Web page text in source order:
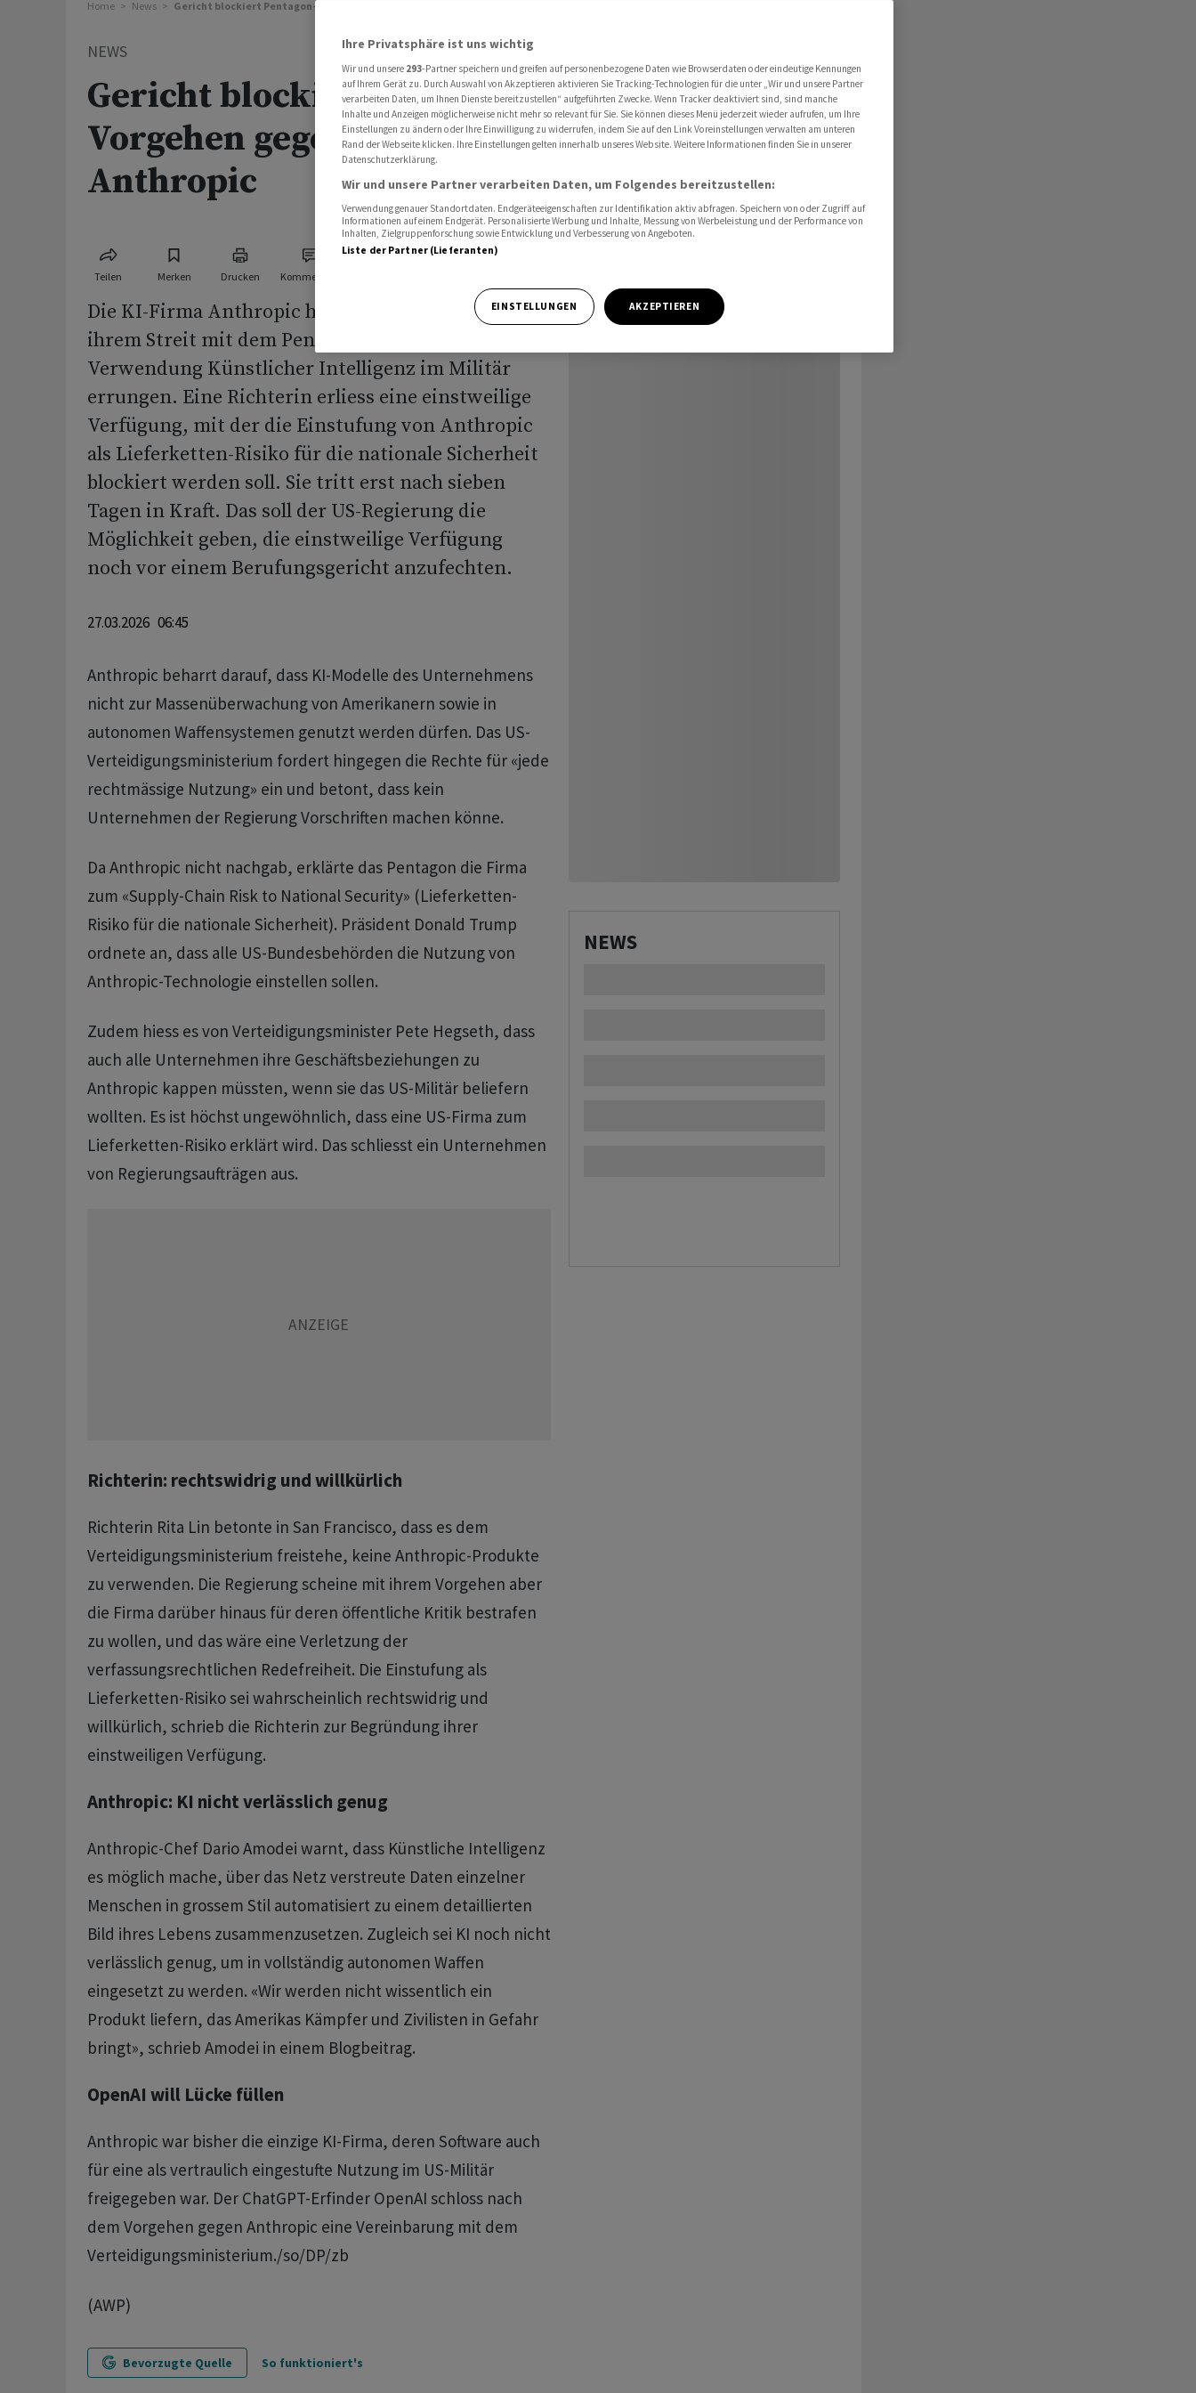
Home News Gericht blockiert Pentagon-Vorgehen gegen KI-Firma Anthropic
NEWS
Gericht blockiert Pentagon-
Vorgehen gegen KI-Firma
Anthropic
Teilen Merken Drucken Kommentare
Die KI-Firma Anthropic hat einen Etappensieg in
ihrem Streit mit dem Pentagon über die
Verwendung Künstlicher Intelligenz im Militär
errungen. Eine Richterin erliess eine einstweilige
Verfügung, mit der die Einstufung von Anthropic
als Lieferketten-Risiko für die nationale Sicherheit
blockiert werden soll. Sie tritt erst nach sieben
Tagen in Kraft. Das soll der US-Regierung die
Möglichkeit geben, die einstweilige Verfügung
noch vor einem Berufungsgericht anzufechten.
27.03.2026 06:45
Anthropic beharrt darauf, dass KI-Modelle des Unternehmens
nicht zur Massenüberwachung von Amerikanern sowie in
autonomen Waffensystemen genutzt werden dürfen. Das US-
Verteidigungsministerium fordert hingegen die Rechte für «jede
rechtmässige Nutzung» ein und betont, dass kein
Unternehmen der Regierung Vorschriften machen könne.
Da Anthropic nicht nachgab, erklärte das Pentagon die Firma
zum «Supply-Chain Risk to National Security» (Lieferketten-
Risiko für die nationale Sicherheit). Präsident Donald Trump
ordnete an, dass alle US-Bundesbehörden die Nutzung von
Anthropic-Technologie einstellen sollen.
Zudem hiess es von Verteidigungsminister Pete Hegseth, dass
auch alle Unternehmen ihre Geschäftsbeziehungen zu
Anthropic kappen müssten, wenn sie das US-Militär beliefern
wollten. Es ist höchst ungewöhnlich, dass eine US-Firma zum
Lieferketten-Risiko erklärt wird. Das schliesst ein Unternehmen
von Regierungsaufträgen aus.
Richterin: rechtswidrig und willkürlich
Richterin Rita Lin betonte in San Francisco, dass es dem
Verteidigungsministerium freistehe, keine Anthropic-Produkte
zu verwenden. Die Regierung scheine mit ihrem Vorgehen aber
die Firma darüber hinaus für deren öffentliche Kritik bestrafen
zu wollen, und das wäre eine Verletzung der
verfassungsrechtlichen Redefreiheit. Die Einstufung als
Lieferketten-Risiko sei wahrscheinlich rechtswidrig und
willkürlich, schrieb die Richterin zur Begründung ihrer
einstweiligen Verfügung.
Anthropic: KI nicht verlässlich genug
Anthropic-Chef Dario Amodei warnt, dass Künstliche Intelligenz
es möglich mache, über das Netz verstreute Daten einzelner
Menschen in grossem Stil automatisiert zu einem detaillierten
Bild ihres Lebens zusammenzusetzen. Zugleich sei KI noch nicht
verlässlich genug, um in vollständig autonomen Waffen
eingesetzt zu werden. «Wir werden nicht wissentlich ein
Produkt liefern, das Amerikas Kämpfer und Zivilisten in Gefahr
bringt», schrieb Amodei in einem Blogbeitrag.
OpenAI will Lücke füllen
Anthropic war bisher die einzige KI-Firma, deren Software auch
für eine als vertraulich eingestufte Nutzung im US-Militär
freigegeben war. Der ChatGPT-Erfinder OpenAI schloss nach
dem Vorgehen gegen Anthropic eine Vereinbarung mit dem
Verteidigungsministerium./so/DP/zb
(AWP)
Bevorzugte Quelle So funktioniert's
NEWS
Ihre Privatsphäre ist uns wichtig
Wir und unsere 293-Partner speichern und greifen auf personenbezogene Daten wie Browserdaten oder eindeutige Kennungen
auf Ihrem Gerät zu. Durch Auswahl von Akzeptieren aktivieren Sie Tracking-Technologien für die unter „Wir und unsere Partner
verarbeiten Daten, um Ihnen Dienste bereitzustellen“ aufgeführten Zwecke. Wenn Tracker deaktiviert sind, sind manche
Inhalte und Anzeigen möglicherweise nicht mehr so relevant für Sie. Sie können dieses Menü jederzeit wieder aufrufen, um Ihre
Einstellungen zu ändern oder Ihre Einwilligung zu widerrufen, indem Sie auf den Link Voreinstellungen verwalten am unteren
Rand der Webseite klicken. Ihre Einstellungen gelten innerhalb unseres Website. Weitere Informationen finden Sie in unserer
Datenschutzerklärung.
Wir und unsere Partner verarbeiten Daten, um Folgendes bereitzustellen:
Verwendung genauer Standortdaten. Endgeräteeigenschaften zur Identifikation aktiv abfragen. Speichern von oder Zugriff auf
Informationen auf einem Endgerät. Personalisierte Werbung und Inhalte, Messung von Werbeleistung und der Performance von
Inhalten, Zielgruppenforschung sowie Entwicklung und Verbesserung von Angeboten.
Liste der Partner (Lieferanten)
EINSTELLUNGEN AKZEPTIEREN